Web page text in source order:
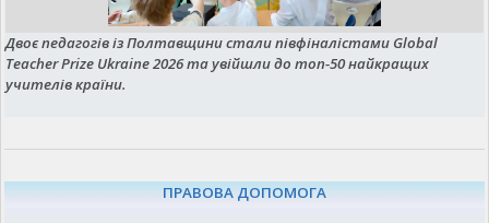
Двоє педагогів із Полтавщини стали півфіналістами Global
Teacher Prize Ukraine 2026 та увійшли до топ-50 найкращих
учителів країни.
ПРАВОВА ДОПОМОГА